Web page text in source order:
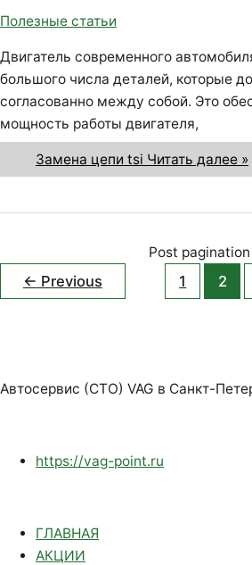
Полезные статьи
Двигатель современного
большого числа деталей, которые
согласованно между собой. Это
мощность работы двигателя,
Замена цепи tsi Читать далее »
Post pagination
← Previous 1 2
Автосервис (СТО) VAG в Санкт-
https://vag-point.ru
ГЛАВНАЯ
АКЦИИ